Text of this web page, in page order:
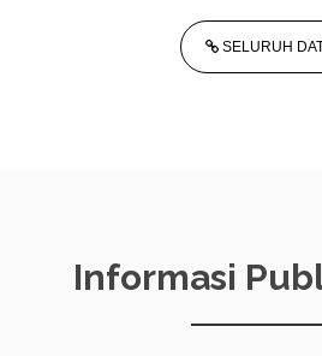
SELURUH
Informasi